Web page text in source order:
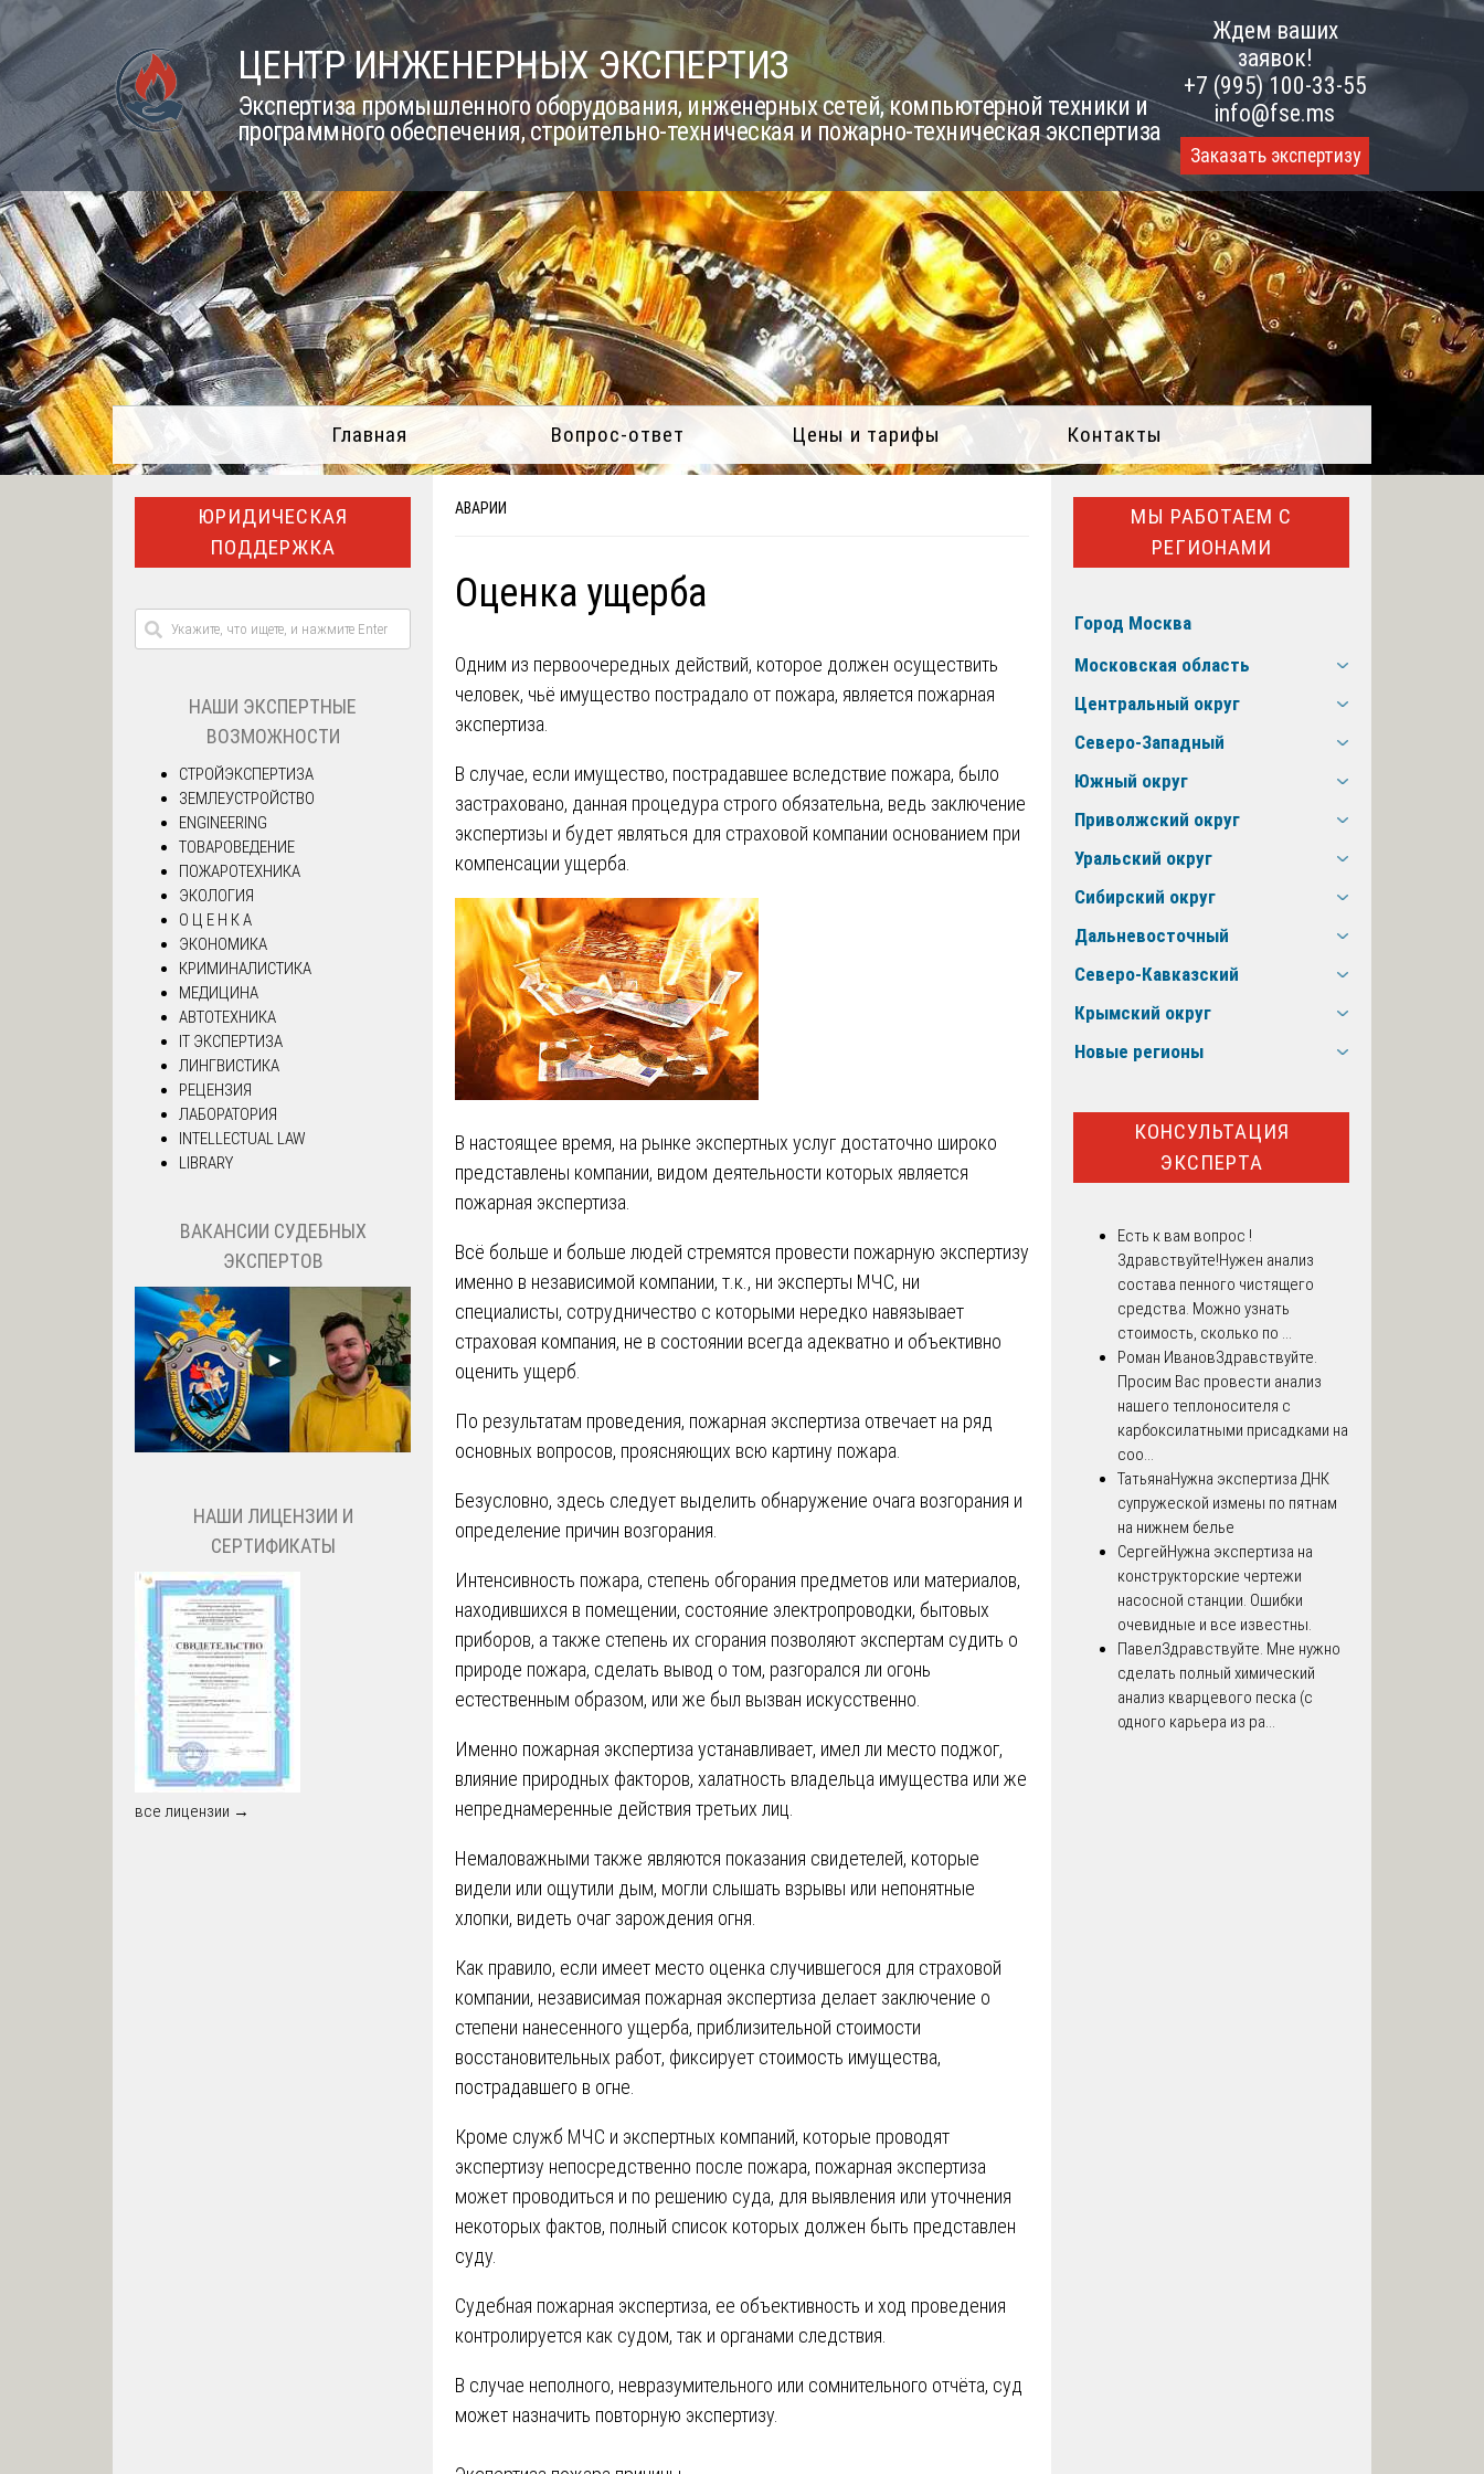
Skip
to
content
ЦЕНТР ИНЖЕНЕРНЫХ ЭКСПЕРТИЗ
Экспертиза промышленного оборудования, инженерных сетей, компьютерной техники и
программного обеспечения, строительно-техническая и пожарно-техническая экспертиза
Ждем ваших
заявок!
+7 (995) 100-33-55
info@fse.ms
Заказать экспертизу
Главная Вопрос-ответ Цены и тарифы Контакты
АВАРИИ
Оценка ущерба
Одним из первоочередных действий, которое должен осуществить
человек, чьё имущество пострадало от пожара, является пожарная
экспертиза.
В случае, если имущество, пострадавшее вследствие пожара, было
застраховано, данная процедура строго обязательна, ведь заключение
экспертизы и будет являться для страховой компании основанием при
компенсации ущерба.
В настоящее время, на рынке экспертных услуг достаточно широко
представлены компании, видом деятельности которых является
пожарная экспертиза.
Всё больше и больше людей стремятся провести пожарную экспертизу
именно в независимой компании, т.к., ни эксперты МЧС, ни
специалисты, сотрудничество с которыми нередко навязывает
страховая компания, не в состоянии всегда адекватно и объективно
оценить ущерб.
По результатам проведения, пожарная экспертиза отвечает на ряд
основных вопросов, проясняющих всю картину пожара.
Безусловно, здесь следует выделить обнаружение очага возгорания и
определение причин возгорания.
Интенсивность пожара, степень обгорания предметов или материалов,
находившихся в помещении, состояние электропроводки, бытовых
приборов, а также степень их сгорания позволяют экспертам судить о
природе пожара, сделать вывод о том, разгорался ли огонь
естественным образом, или же был вызван искусственно.
Именно пожарная экспертиза устанавливает, имел ли место поджог,
влияние природных факторов, халатность владельца имущества или же
непреднамеренные действия третьих лиц.
Немаловажными также являются показания свидетелей, которые
видели или ощутили дым, могли слышать взрывы или непонятные
хлопки, видеть очаг зарождения огня.
Как правило, если имеет место оценка случившегося для страховой
компании, независимая пожарная экспертиза делает заключение о
степени нанесенного ущерба, приблизительной стоимости
восстановительных работ, фиксирует стоимость имущества,
пострадавшего в огне.
Кроме служб МЧС и экспертных компаний, которые проводят
экспертизу непосредственно после пожара, пожарная экспертиза
может проводиться и по решению суда, для выявления или уточнения
некоторых фактов, полный список которых должен быть представлен
суду.
Судебная пожарная экспертиза, ее объективность и ход проведения
контролируется как судом, так и органами следствия.
В случае неполного, невразумительного или сомнительного отчёта, суд
может назначить повторную экспертизу.
ЮРИДИЧЕСКАЯ
ПОДДЕРЖКА
НАШИ ЭКСПЕРТНЫЕ
ВОЗМОЖНОСТИ
СТРОЙЭКСПЕРТИЗА
ЗЕМЛЕУСТРОЙСТВО
ENGINEERING
ТОВАРОВЕДЕНИЕ
ПОЖАРОТЕХНИКА
ЭКОЛОГИЯ
О Ц Е Н К А
ЭКОНОМИКА
КРИМИНАЛИСТИКА
МЕДИЦИНА
АВТОТЕХНИКА
IT ЭКСПЕРТИЗА
ЛИНГВИСТИКА
РЕЦЕНЗИЯ
ЛАБОРАТОРИЯ
INTELLECTUAL LAW
LIBRARY
ВАКАНСИИ СУДЕБНЫХ
ЭКСПЕРТОВ
НАШИ ЛИЦЕНЗИИ И
СЕРТИФИКАТЫ
все лицензии →
МЫ РАБОТАЕМ С
РЕГИОНАМИ
Город Москва
Московская область
Центральный округ
Северо-Западный
Южный округ
Приволжский округ
Уральский округ
Сибирский округ
Дальневосточный
Северо-Кавказский
Крымский округ
Новые регионы
КОНСУЛЬТАЦИЯ
ЭКСПЕРТА
Есть к вам вопрос !
Здравствуйте!Нужен анализ
состава пенного чистящего
средства. Можно узнать
стоимость, сколько по ...
Роман ИвановЗдравствуйте.
Просим Вас провести анализ
нашего теплоносителя с
карбоксилатными присадками на
соо...
ТатьянаНужна экспертиза ДНК
супружеской измены по пятнам
на нижнем белье
СергейНужна экспертиза на
конструкторские чертежи
насосной станции. Ошибки
очевидные и все известны.
ПавелЗдравствуйте. Мне нужно
сделать полный химический
анализ кварцевого песка (с
одного карьера из ра...